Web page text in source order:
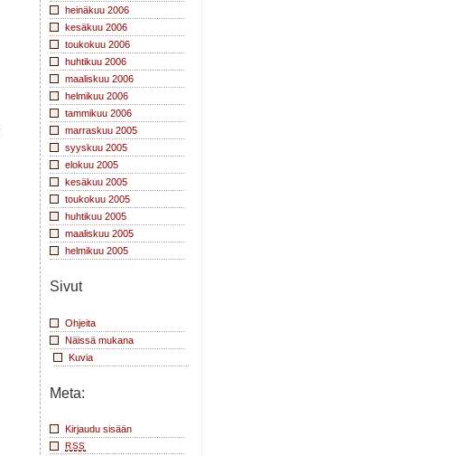
heinäkuu 2006
kesäkuu 2006
toukokuu 2006
huhtikuu 2006
maaliskuu 2006
helmikuu 2006
tammikuu 2006
marraskuu 2005
syyskuu 2005
elokuu 2005
kesäkuu 2005
toukokuu 2005
huhtikuu 2005
maaliskuu 2005
helmikuu 2005
Sivut
Ohjeita
Näissä mukana
Kuvia
Meta:
Kirjaudu sisään
RSS